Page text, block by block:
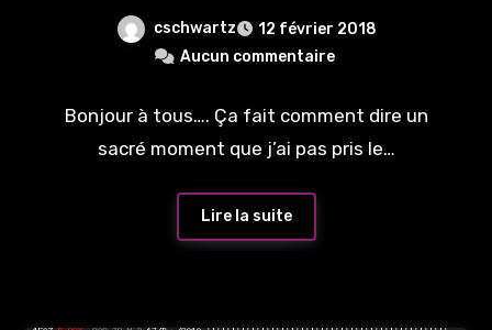
cschwartz
12 février 2018
Aucun commentaire
Bonjour à tous…. Ça fait comment dire un
sacré moment que j’ai pas pris le…
Lire la suite